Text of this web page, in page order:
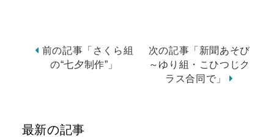
前の記事「さくら組
の“七夕制作”」
次の記事「新聞あそび
～ゆり組・こひつじク
ラス合同で」
最新の記事